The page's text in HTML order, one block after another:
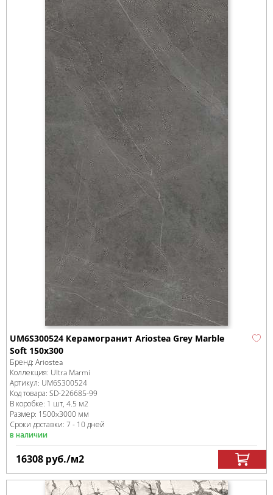
UM6S300524 Керамогранит Ariostea Grey Marble
Soft 150x300
Бренд: Ariostea
Коллекция: Ultra Marmi
Артикул: UM6S300524
Код товара: SD-226685-99
В коробке: 1 шт, 4.5 м2
Размер: 1500x3000 мм
Сроки доставки: 7 - 10 дней
в наличии
16308 руб./м2